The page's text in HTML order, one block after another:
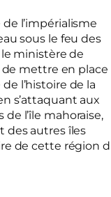
l’impérialisme
sous le feu des
ministère de
de mettre en place
l’histoire de la
s’attaquant aux
l’île mahoraise,
des autres îles
de cette région